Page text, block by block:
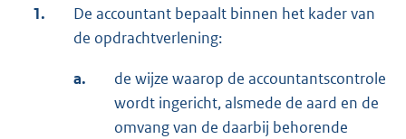
1.
De accountant bepaalt binnen het kader van
de opdrachtverlening:
a.
de wijze waarop de accountantscontrole
wordt ingericht, alsmede de aard en de
omvang van de daarbij behorende